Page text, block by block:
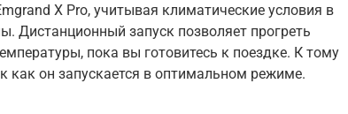
X Pro, учитывая климатические условия в
Дистанционный запуск позволяет прогреть
пока вы готовитесь к поездке. К тому
как он запускается в оптимальном режиме.